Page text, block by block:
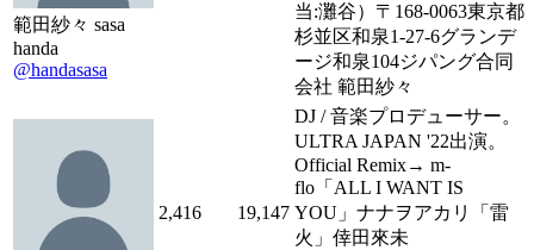
範田紗々 sasa
handa
@handasasa
当:灘谷）〒168-0063東京都
杉並区和泉1-27-6グランデ
ージ和泉104ジパング合同
会社 範田紗々
2,416 19,147
DJ / 音楽プロデューサー。
ULTRA JAPAN '22出演。
Official Remix→ m-
flo「ALL I WANT IS
YOU」ナナヲアカリ「雷
火」倖田來未